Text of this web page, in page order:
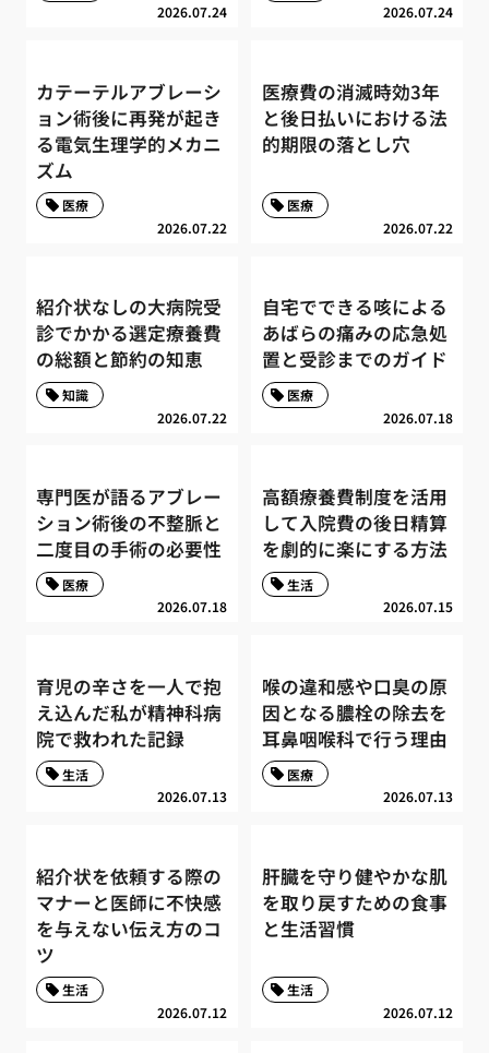
2026.07.24 2026.07.24
カテーテルアブレーシ
ョン術後に再発が起き
る電気生理学的メカニ
ズム
2026.07.22
医療
医療費の消滅時効3年
と後日払いにおける法
的期限の落とし穴
2026.07.22
医療
紹介状なしの大病院受
診でかかる選定療養費
の総額と節約の知恵
2026.07.22
知識
自宅でできる咳による
あばらの痛みの応急処
置と受診までのガイド
2026.07.18
医療
専門医が語るアブレー
ション術後の不整脈と
二度目の手術の必要性
2026.07.18
医療
高額療養費制度を活用
して入院費の後日精算
を劇的に楽にする方法
2026.07.15
生活
育児の辛さを一人で抱
え込んだ私が精神科病
院で救われた記録
2026.07.13
生活
喉の違和感や口臭の原
因となる膿栓の除去を
耳鼻咽喉科で行う理由
2026.07.13
医療
紹介状を依頼する際の
マナーと医師に不快感
を与えない伝え方のコ
ツ
2026.07.12
生活
肝臓を守り健やかな肌
を取り戻すための食事
と生活習慣
2026.07.12
生活